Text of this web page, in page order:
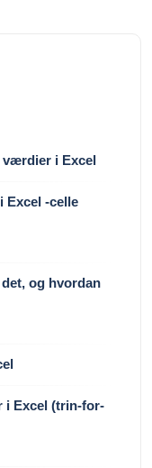
værdier i Excel
Excel -celle
og hvordan
i Excel (trin-for-